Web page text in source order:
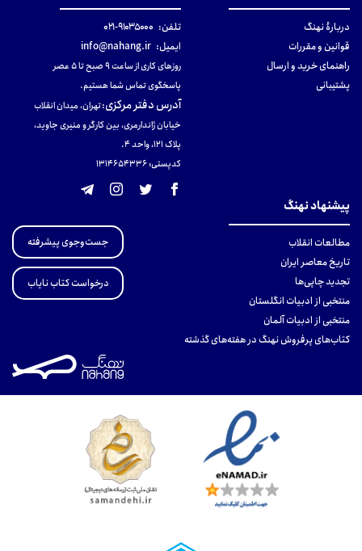
دربارهٔ نهنگ
قوانین و مقررات
راهنمای خرید و ارسال
پشتیبانی
تلفن: ۹۱۰۳۵۰۰۰-۰۲۱
ایمیل: info@nahang.ir
روزهای کاری از ساعت ۹ صبح تا ۵ عصر
پاسخگوی تماس شما هستیم.
آدرس دفتر مرکزی:تهران، میدان انقلاب
خیابان ژاندارمری، بین کارگر و منیری جاوید،
پلاک 121، واحد ۴.
کدپستی: 131465433۶
پیشنهاد نهنگ
مطالعات انقلاب
تاریخ معاصر ایران
تجدید چاپی‌ها
منتخبی از ادبیات انگلستان
منتخبی از ادبیات آلمان
کتاب‌های پرفروش نهنگ در هفته‌های گذشته
جست‌وجوی پیشرفته
درخواست کتاب نایاب